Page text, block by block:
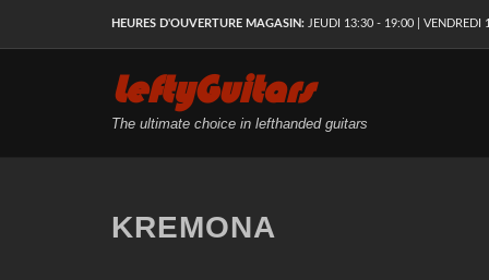
HEURES D'OUVERTURE MAGASIN: JEUDI 13:30 - 19:00 |
LeftyGuitars
The ultimate choice in lefthanded guitars
KREMONA